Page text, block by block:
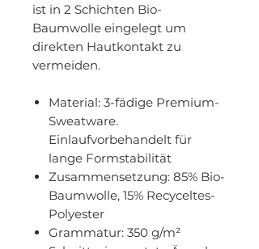
ist in 2 Schichten Bio-
Baumwolle eingelegt um
direkten Hautkontakt zu
vermeiden.
Material: 3-fädige Premium-
Sweatware.
Einlaufvorbehandelt für
lange Formstabilität
Zusammensetzung: 85% Bio-
Baumwolle, 15% Recyceltes-
Polyester
Grammatur: 350 g/m²